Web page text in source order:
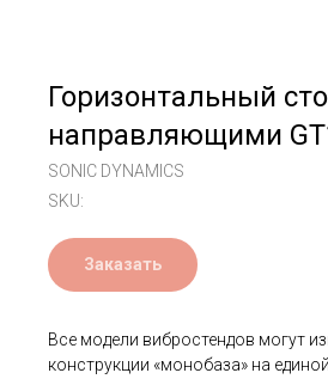
Горизонтальный
направляющими
SONIC DYNAMICS
SKU:
Заказать
Все модели вибростендов могут
конструкции «монобаза» на